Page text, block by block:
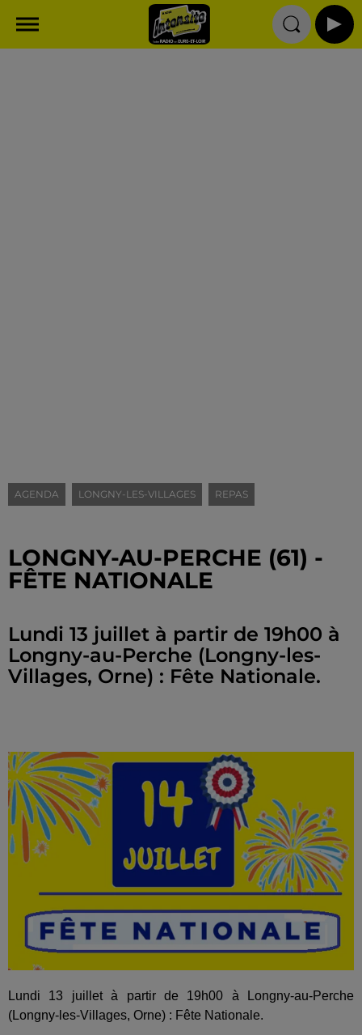
AGENDA LONGNY-LES-VILLAGES REPAS
LONGNY-AU-PERCHE (61) -
FÊTE NATIONALE
Lundi 13 juillet à partir de 19h00 à
Longny-au-Perche (Longny-les-
Villages, Orne) : Fête Nationale.
Lundi 13 juillet à partir de 19h00 à Longny-au-Perche
(Longny-les-Villages, Orne) : Fête Nationale.